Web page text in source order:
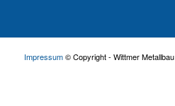
Impressum© Copyright - Wittmer Metallbau